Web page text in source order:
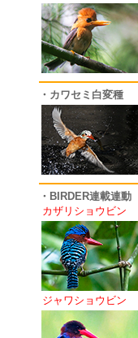
・カワセミ白変種
・BIRDER連載連動
カザリショウビン
ジャワショウビン